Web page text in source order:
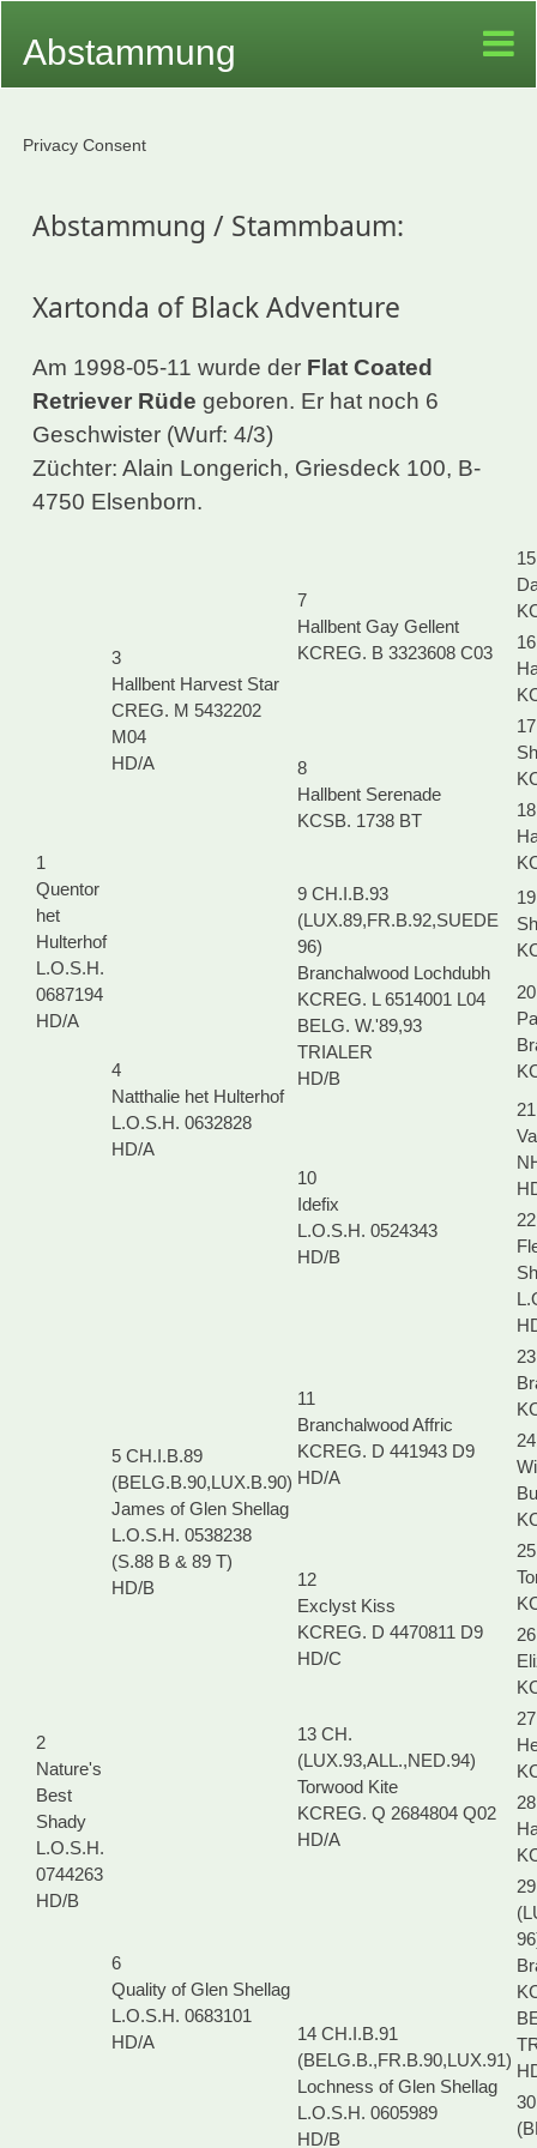
Abstammung
Privacy Consent
Abstammung / Stammbaum:
Xartonda of Black Adventure
Am 1998-05-11 wurde der Flat Coated
Retriever Rüde geboren. Er hat noch 6
Geschwister (Wurf: 4/3)
Züchter: Alain Longerich, Griesdeck 100, B-
4750 Elsenborn.
1
Quentor
het
Hulterhof
L.O.S.H.
0687194
HD/A
3
Hallbent Harvest Star
CREG. M 5432202
M04
HD/A
7
Hallbent Gay Gellent
KCREG. B 3323608 C03
15
16
8
Hallbent Serenade
KCSB. 1738 BT
18
4
Natthalie het Hulterhof
L.O.S.H. 0632828
HD/A
9 CH.I.B.93
(LUX.89,FR.B.92,SUEDE
96)
Branchalwood Lochdubh
KCREG. L 6514001 L04
BELG. W.'89,93
TRIALER
HD/B
10
Idefix
L.O.S.H. 0524343
HD/B
21
22
2
Nature's
Best
Shady
L.O.S.H.
0744263
HD/B
5 CH.I.B.89
(BELG.B.90,LUX.B.90)
James of Glen Shellag
L.O.S.H. 0538238
(S.88 B & 89 T)
HD/B
11
Branchalwood Affric
KCREG. D 441943 D9
HD/A
23
24
12
Exclyst Kiss
KCREG. D 4470811 D9
HD/C
25
26
6
Quality of Glen Shellag
L.O.S.H. 0683101
HD/A
13 CH.
(LUX.93,ALL.,NED.94)
Torwood Kite
KCREG. Q 2684804 Q02
HD/A
27
28
14 CH.I.B.91
(BELG.B.,FR.B.90,LUX.91)
Lochness of Glen Shellag
L.O.S.H. 0605989
HD/B